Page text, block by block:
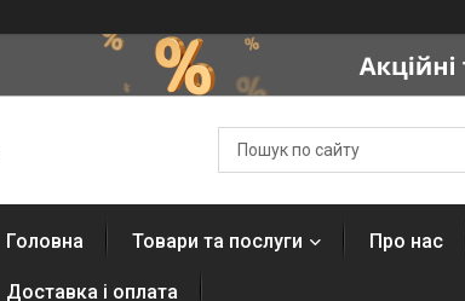
Головна Товари та послуги Про нас
Доставка і оплата